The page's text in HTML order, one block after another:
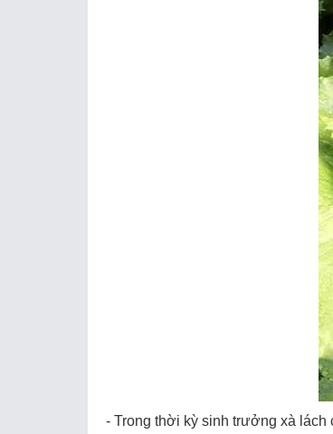
- Trong thời kỳ sinh trưởng xà